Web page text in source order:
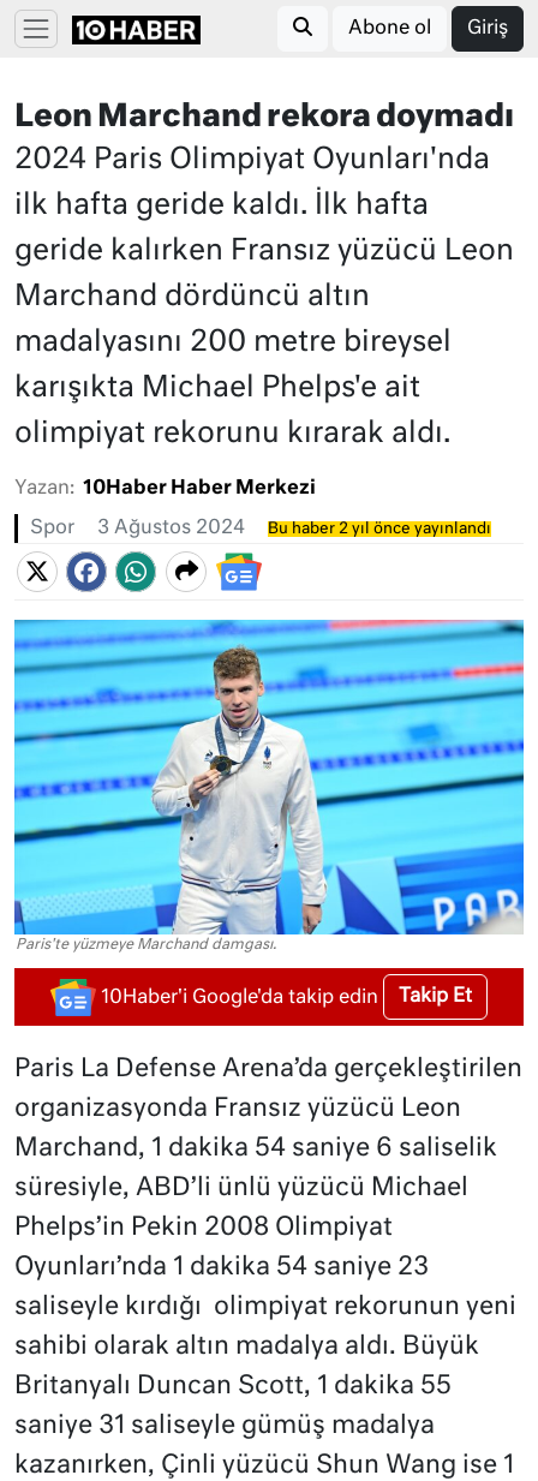
Abone ol Giriş
Leon Marchand rekora doymadı
2024 Paris Olimpiyat Oyunları'nda
ilk hafta geride kaldı. İlk hafta
geride kalırken Fransız yüzücü Leon
Marchand dördüncü altın
madalyasını 200 metre bireysel
karışıkta Michael Phelps'e ait
olimpiyat rekorunu kırarak aldı.
Yazan: 10Haber Haber Merkezi
Spor 3 Ağustos 2024 Bu haber 2 yıl önce yayınlandı
Paris'te yüzmeye Marchand damgası.
10Haber'i Google'da takip edin Takip Et
Paris La Defense Arena’da gerçekleştirilen
organizasyonda Fransız yüzücü Leon
Marchand, 1 dakika 54 saniye 6 saliselik
süresiyle, ABD’li ünlü yüzücü Michael
Phelps’in Pekin 2008 Olimpiyat
Oyunları’nda 1 dakika 54 saniye 23
saliseyle kırdığı olimpiyat rekorunun yeni
sahibi olarak altın madalya aldı. Büyük
Britanyalı Duncan Scott, 1 dakika 55
saniye 31 saliseyle gümüş madalya
kazanırken, Çinli yüzücü Shun Wang ise 1